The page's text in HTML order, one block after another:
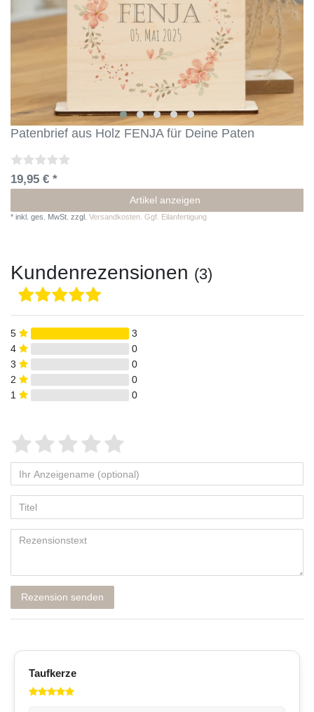
Patenbrief aus Holz FENJA für Deine Paten
19,95 € *
Artikel anzeigen
* inkl. ges. MwSt. zzgl. Versandkosten. Ggf. Eilanfertigung
Kundenrezensionen (3)
5
3
4
0
3
0
2
0
1
0
Rezension senden
Taufkerze